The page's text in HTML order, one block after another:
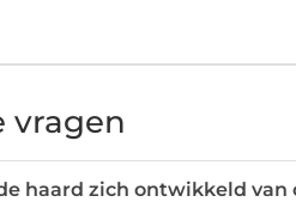
vragen
haard zich ontwikkeld